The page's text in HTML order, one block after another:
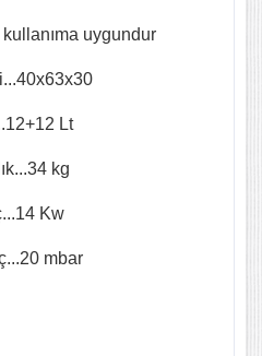
uygundur
Lt
kg
Kw
mbar